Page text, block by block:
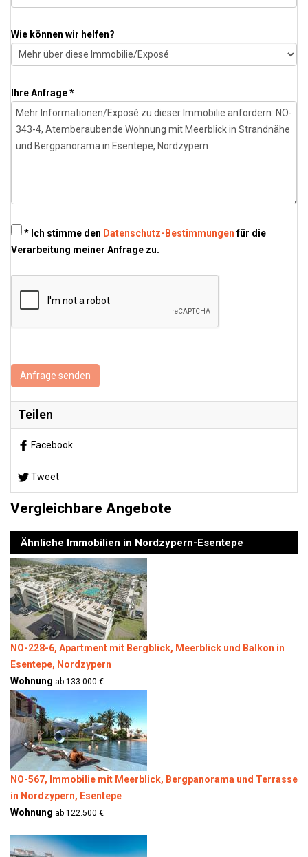
Wie können wir helfen?
Ihre Anfrage *
* Ich stimme den Datenschutz-Bestimmungenfür die
Verarbeitung meiner Anfrage zu.
Anfrage senden
Teilen
Facebook
Tweet
Vergleichbare Angebote
Ähnliche Immobilien in Nordzypern-Esentepe
NO-228-6, Apartment mit Bergblick, Meerblick und Balkon in
Esentepe, Nordzypern
Wohnung ab 133.000 €
NO-567, Immobilie mit Meerblick, Bergpanorama und Terrasse
in Nordzypern, Esentepe
Wohnung ab 122.500 €